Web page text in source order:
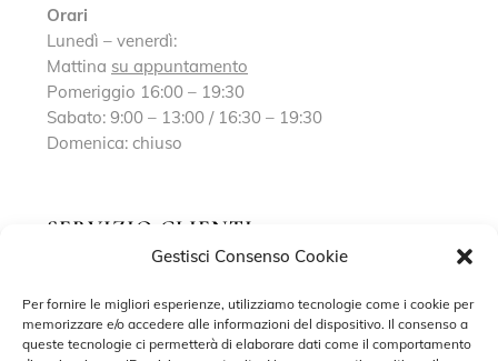
Gestisci Consenso Cookie
Per fornire le migliori esperienze, utilizziamo tecnologie come i cookie per
memorizzare e/o accedere alle informazioni del dispositivo. Il consenso a
queste tecnologie ci permetterà di elaborare dati come il comportamento
Orari
Lunedì – venerdì:
Mattina su appuntamento
Pomeriggio 16:00 – 19:30
Sabato: 9:00 – 13:00 / 16:30 – 19:30
Domenica: chiuso
SERVIZIO CLIENTI
Contatti